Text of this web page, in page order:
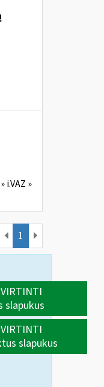
»
1
slapukus
slapukus